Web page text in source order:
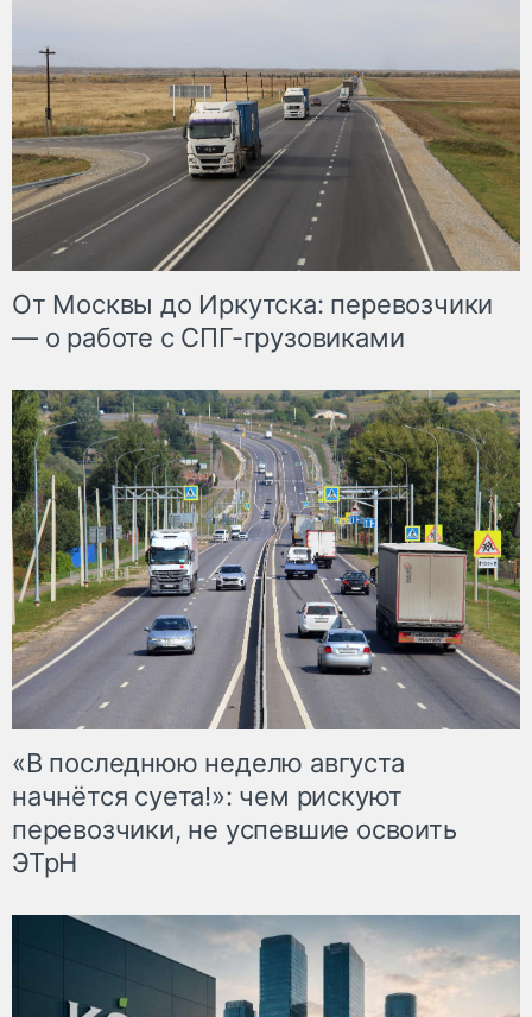
От Москвы до Иркутска: перевозчики
— о работе с СПГ-грузовиками
«В последнюю неделю августа
начнётся суета!»: чем рискуют
перевозчики, не успевшие освоить
ЭТрН